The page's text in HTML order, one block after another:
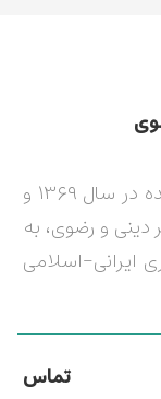
مرکز آفرینش‌های هنری رضوی، تأسیس‌شده در سال ۱۳۶۹ و
ترویج هنر دینی و رضوی، به
ایرانی-اسلامی
تماس